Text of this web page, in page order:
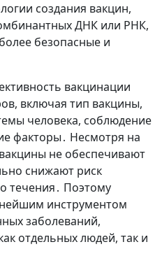
создания вакцин,
ДНК или РНК,
безопасные и
вакцинации
включая тип вакцины,
человека, соблюдение
факторы․ Несмотря на
не обеспечивают
снижают риск
течения․ Поэтому
инструментом
заболеваний,
отдельных людей, так и